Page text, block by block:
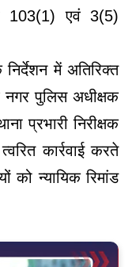
103(1) एवं 3(5)
में अतिरिक्त
पुलिस अधीक्षक
प्रभारी निरीक्षक
कार्रवाई करते
को न्यायिक रिमांड